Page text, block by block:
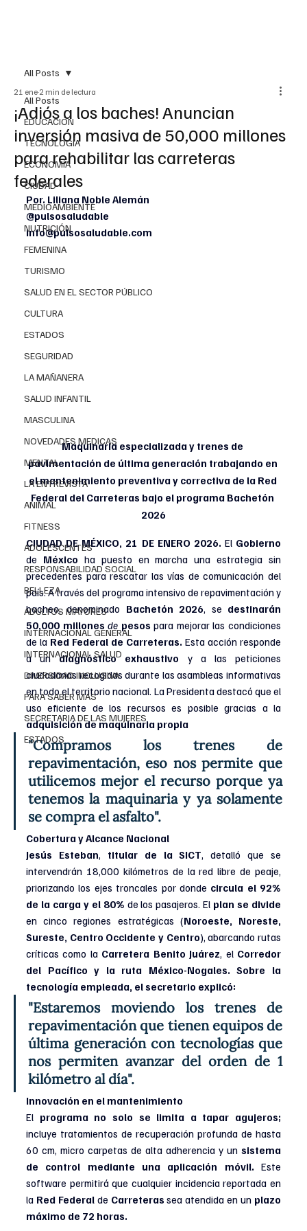
All Posts
EDUCACIÓN
TECNOLOGÍA
ECONOMÍA
CIUDAD
MEDIOAMBIENTE
NUTRICIÓN
FEMENINA
TURISMO
SALUD EN EL SECTOR PÚBLICO
CULTURA
ESTADOS
SEGURIDAD
LA MAÑANERA
SALUD INFANTIL
MASCULINA
NOVEDADES MEDICAS
MENTAL
LA ENTREVISTA
ANIMAL
FITNESS
ADOLESCENTES
RESPONSABILIDAD SOCIAL
BELLEZA
ADULTOS MAYORES
INTERNACIONAL GENERAL
INTERNACIONAL SALUD
DIVERSIDAD INCLUSIVA
PARA SABER MAS
SECRETARIA DE LAS MUJERES
ESTADOS
All Posts
¡Adiós a los baches! Anuncian
inversión masiva de 50,000 millones
para rehabilitar las carreteras
federales
21 ene 2 min de lectura
Por. Liliana Noble Alemán
@pulsosaludable
info@pulsosaludable.com
Maquinaria especializada y trenes de
pavimentación de última generación trabajando en
el mantenimiento preventiva y correctiva de la Red
Federal del Carreteras bajo el programa Bachetón
2026
CIUDAD DE MÉXICO, 21 DE ENERO 2026. El
de México ha puesto en marcha una estrategia sin
precedentes para rescatar las vías de comunicación del
país. A través del programa intensivo de repavimentación y
bacheo, denominado Bachetón 2026, se destinarán
50,000 millones de pesos para mejorar las condiciones
de la Red Federal de Carreteras. Esta acción responde
a un diagnóstico exhaustivo y a las peticiones
ciudadanas recogidas durante las asambleas informativas
en todo el territorio nacional. La Presidenta destacó que el
adquisición de maquinaria propia
"Compramos los trenes de
repavimentación, eso nos permite que
utilicemos mejor el recurso porque ya
tenemos la maquinaria y ya solamente
se compra el asfalto".
Cobertura y Alcance Nacional
Jesús Esteban, titular de la SICT, detalló que se
intervendrán 18,000 kilómetros de la red libre de peaje,
priorizando los ejes troncales por donde circula el 92%
de la carga y el 80% de los pasajeros. El
en cinco regiones estratégicas (Noroeste, Noreste,
Sureste, Centro Occidente y Centro), abarcando rutas
críticas como la Carretera Benito Juárez, el Corredor
del Pacífico y la ruta México-Nogales. Sobre la
tecnología empleada, el secretario explicó:
"Estaremos moviendo los trenes de
repavimentación que tienen equipos de
última generación con tecnologías que
nos permiten avanzar del orden de 1
kilómetro al día".
Innovación en el mantenimiento
El programa no solo se limita a tapar agujeros;
incluye tratamientos de recuperación profunda de hasta
60 cm, micro carpetas de alta adherencia y un sistema
de control mediante una aplicación móvil. Este
software permitirá que cualquier incidencia reportada en
la Red Federal de Carreteras sea atendida en un plazo
máximo de 72 horas.